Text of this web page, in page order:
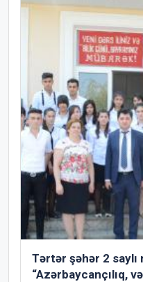
Tərtər şəhər 2
“Azərbaycançılıq,